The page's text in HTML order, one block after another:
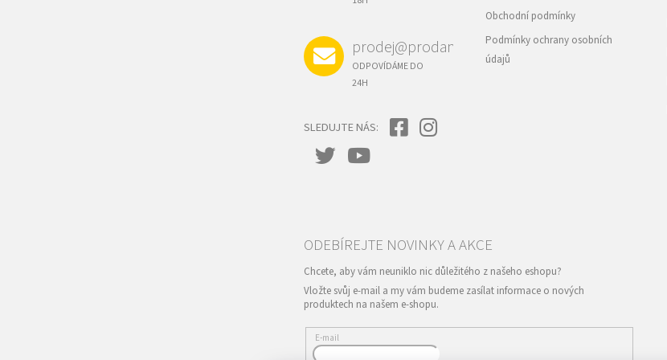
prodej@prodance.cz
ODPOVÍDÁME DO
24H
SLEDUJTE NÁS:
Obchodní podmínky
Podmínky ochrany osobních
údajů
Vložte svůj e-mail a my vám budeme zasílat informace o nových
produktech na našem e-shopu.
E-mail